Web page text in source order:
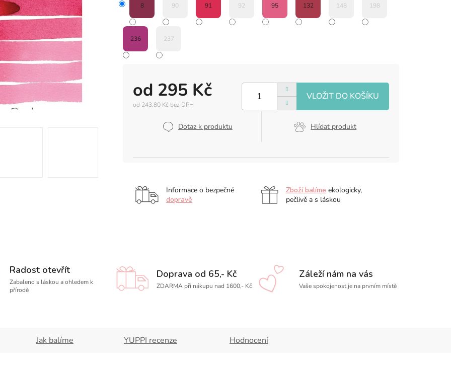
od 295 Kč
od 243,80 Kč bez DPH
Dotaz k produktu Hlídat produkt
8 90 91 92 95 132 148 198
236 237
Informace o bezpečné
dopravě
Zboží balíme ekologicky,
pečlivě a s láskou
Radost otevřít
Zabaleno s láskou a ohledem k
přírodě
Doprava od 65,- Kč
ZDARMA při nákupu nad 1600,- Kč
Záleží nám na vás
Vaše spokojenost je na prvním místě
Jak balíme YUPPI recenze Hodnocení